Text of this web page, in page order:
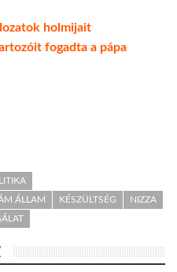
holmijait
fogadta a pápa
ÁLLAM KÉSZÜLTSÉG
NIZZA